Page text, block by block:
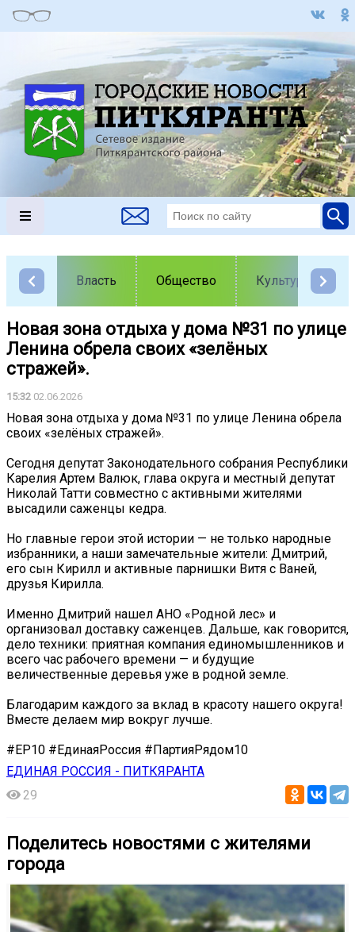
Власть Общество Культура
Новая зона отдыха у дома №31 по улице
Ленина обрела своих «зелёных
стражей».
15:32 02.06.2026
Новая зона отдыха у дома №31 по улице Ленина обрела
своих «зелёных стражей».
Сегодня депутат Законодательного собрания Республики
Карелия Артем Валюк, глава округа и местный депутат
Николай Татти совместно с активными жителями
высадили саженцы кедра.
Но главные герои этой истории — не только народные
избранники, а наши замечательные жители: Дмитрий,
его сын Кирилл и активные парнишки Витя с Ваней,
друзья Кирилла.
Именно Дмитрий нашел АНО «Родной лес» и
организовал доставку саженцев. Дальше, как говорится,
дело техники: приятная компания единомышленников и
всего час рабочего времени — и будущие
величественные деревья уже в родной земле.
Благодарим каждого за вклад в красоту нашего округа!
Вместе делаем мир вокруг лучше.
#ЕР10 #ЕдинаяРоссия #ПартияРядом10
ЕДИНАЯ РОССИЯ - ПИТКЯРАНТА
29
Поделитесь новостями с жителями
города